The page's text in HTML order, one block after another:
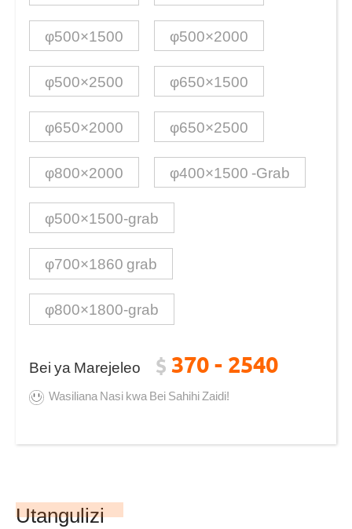
φ500×1500 φ500×2000
φ500×2500 φ650×1500
φ650×2000 φ650×2500
φ800×2000 φ400×1500 -Grab
φ500×1500-grab
φ700×1860 grab
φ800×1800-grab
Bei ya Marejeleo $ 370 - 2540
Wasiliana Nasi kwa Bei Sahihi Zaidi!
Utangulizi